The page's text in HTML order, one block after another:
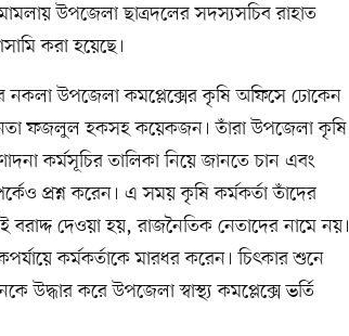
উপজেলা ছাত্রদলের সদস্যসচিব রাহাত
করা হয়েছে।
নকলা উপজেলা কমপ্লেক্সের কৃষি অফিসে ঢোকেন
ফজলুল হকসহ কয়েকজন। তাঁরা উপজেলা কৃষি
কর্মসূচির তালিকা নিয়ে জানতে চান এবং
প্রশ্ন করেন। এ সময় কৃষি কর্মকর্তা তাঁদের
বরাদ্দ দেওয়া হয়, রাজনৈতিক নেতাদের নামে নয়।
কর্মকর্তাকে মারধর করেন। চিৎকার শুনে
উদ্ধার করে উপজেলা স্বাস্থ্য কমপ্লেক্সে ভর্তি